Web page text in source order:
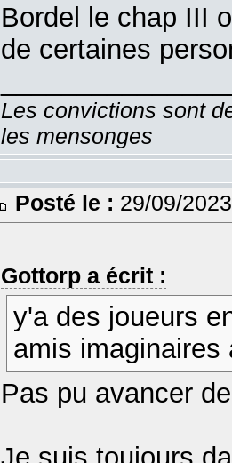
Bordel le chap III
de certaines
Les convictions sont
les mensonges
Posté le : 29/09/
Gottorp a écrit :
y'a des joueurs
amis imaginaires
Pas pu avancer